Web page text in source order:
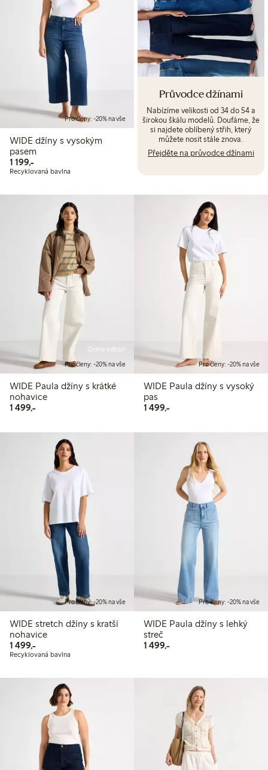
Pro členy: -20% na vše
WIDE džíny s vysokým
pasem
1 199,-1 199,00 Kč
Recyklovaná bavlna
Průvodce džínami
Nabízíme velikosti od 34 do 54 a
širokou škálu modelů. Doufáme, že
si najdete oblíbený střih, který
můžete nosit stále znova.
Přejděte na průvodce džínami
Online edition
Pro členy: -20% na vše
WIDE Paula džíny s krátké
nohavice
1 499,-1 499,00 Kč
Pro členy: -20% na vše
WIDE Paula džíny s vysoký
pas
1 499,-1 499,00 Kč
Pro členy: -20% na vše
WIDE stretch džíny s kratší
nohavice
1 499,-1 499,00 Kč
Recyklovaná bavlna
Pro členy: -20% na vše
WIDE Paula džíny s lehký
streč
1 499,-1 499,00 Kč